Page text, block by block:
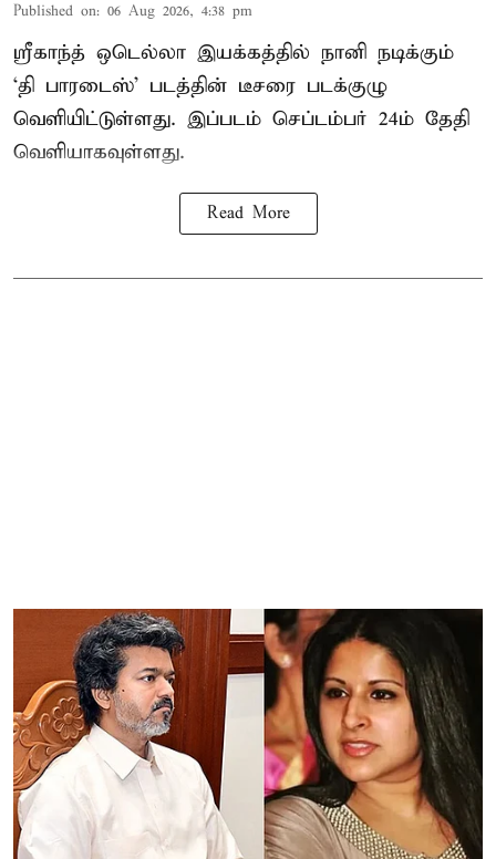
Published on: 06 Aug 2026, 4:38 pm
ஸ்ரீகாந்த் ஒடெல்லா இயக்கத்தில் நானி நடிக்கும்
‘தி பாரடைஸ்’ படத்தின் டீசரை படக்குழு
வெளியிட்டுள்ளது. இப்படம் செப்டம்பர் 24ம் தேதி
வெளியாகவுள்ளது.
Read More